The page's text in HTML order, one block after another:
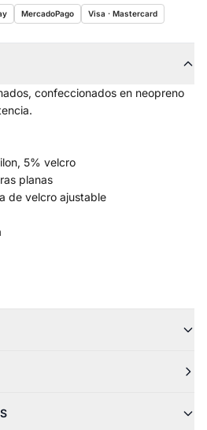
MercadoPago Visa · Mastercard
confeccionados en neopreno
5% velcro
planas
de velcro ajustable